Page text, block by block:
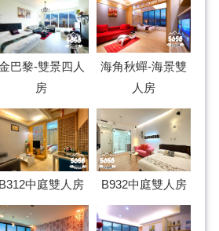
巴黎-雙景四人
房
海角秋蟬-海景雙
人房
B312中庭雙人房 B932中庭雙人房